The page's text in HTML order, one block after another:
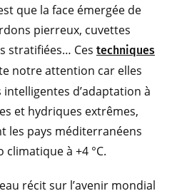
que la face émergée de
pierreux, cuvettes
stratifiées… Ces techniques
notre attention car elles
d’adaptation à
et hydriques extrêmes,
les pays méditerranéens
climatique à +4 °C.
récit sur l’avenir mondial